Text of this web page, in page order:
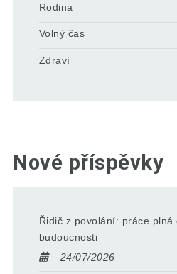
Rodina
Volný čas
Zdraví
Nové příspěvky
Řidič z povolání: práce plná
budoucnosti
24/07/2026